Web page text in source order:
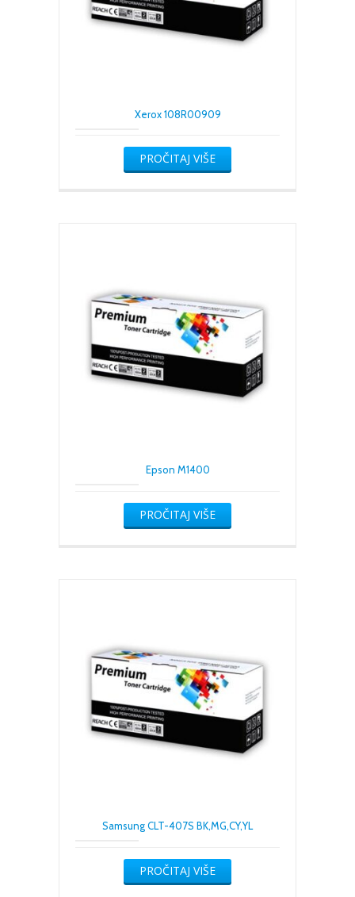
Xerox 108R00909
PROČITAJ VIŠE
Epson M1400
PROČITAJ VIŠE
Samsung CLT-407S BK,MG,CY,YL
PROČITAJ VIŠE